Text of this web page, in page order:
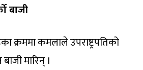
बाजी
क्रममा कमलाले उपराष्ट्रपतिको
मारिन् ।